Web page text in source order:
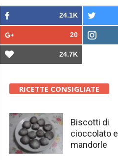
24.1K
20
24.7K
RICETTE CONSIGLIATE
Biscotti di
cioccolato e
mandorle